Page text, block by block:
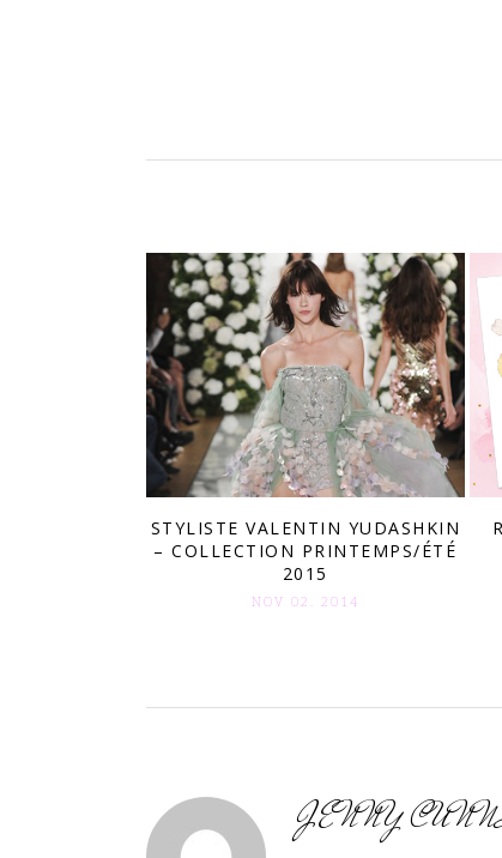
STYLISTE VALENTIN YUDASHKIN
– COLLECTION PRINTEMPS/ÉTÉ
2015
NOV 02. 2014
JENNY